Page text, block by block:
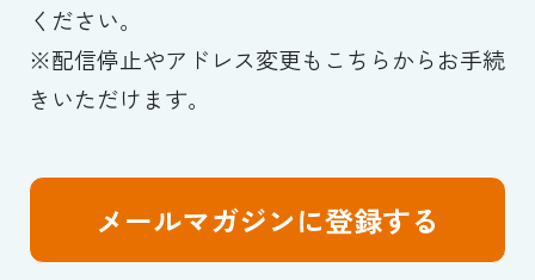
ください。
※配信停止やアドレス変更もこちらからお手続
きいただけます。
メールマガジンに登録する